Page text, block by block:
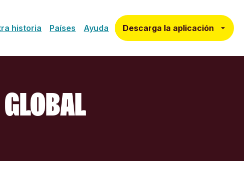
historia Países Ayuda Descarga la aplicación